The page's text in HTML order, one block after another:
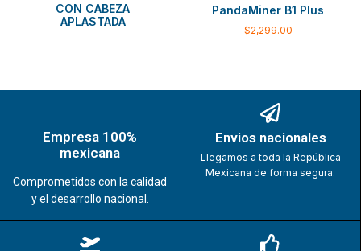
CON CABEZA
APLASTADA
PandaMiner B1 Plus
$2,299.00
Empresa 100%
mexicana
Comprometidos con la calidad
y el desarrollo nacional.
Envios nacionales
Llegamos a toda la República
Mexicana de forma segura.